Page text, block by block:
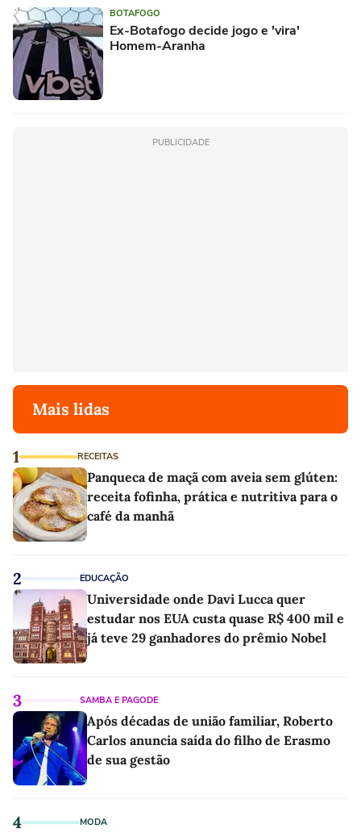
BOTAFOGO
Ex-Botafogo decide jogo e 'vira'
Homem-Aranha
PUBLICIDADE
Mais lidas
1 RECEITAS
Panqueca de maçã com aveia sem glúten:
receita fofinha, prática e nutritiva para o
café da manhã
2 EDUCAÇÃO
Universidade onde Davi Lucca quer
estudar nos EUA custa quase R$ 400 mil e
já teve 29 ganhadores do prêmio Nobel
3 SAMBA E PAGODE
Após décadas de união familiar, Roberto
Carlos anuncia saída do filho de Erasmo
de sua gestão
4 MODA